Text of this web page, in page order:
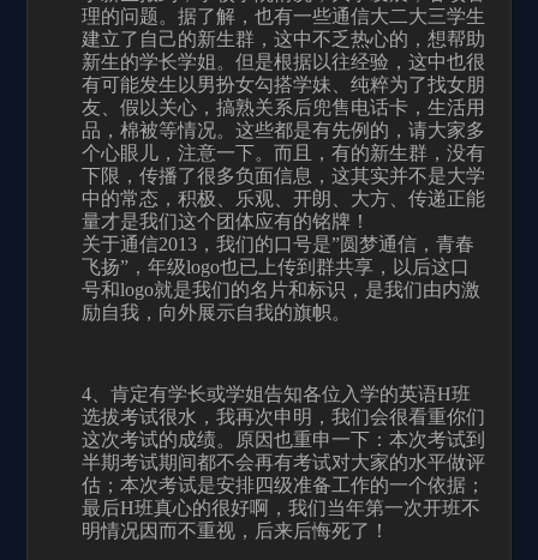
理的问题。据了解，也有一些通信大二大三学生
建立了自己的新生群，这中不乏热心的，想帮助
新生的学长学姐。但是根据以往经验，这中也很
有可能发生以男扮女勾搭学妹、纯粹为了找女朋
友、假以关心，搞熟关系后兜售电话卡，生活用
品，棉被等情况。这些都是有先例的，请大家多
个心眼儿，注意一下。而且，有的新生群，没有
下限，传播了很多负面信息，这其实并不是大学
中的常态，积极、乐观、开朗、大方、传递正能
量才是我们这个团体应有的铭牌！
关于通信2013，我们的口号是”圆梦通信，青春
飞扬”，年级logo也已上传到群共享，以后这口
号和logo就是我们的名片和标识，是我们由内激
励自我，向外展示自我的旗帜。
4、肯定有学长或学姐告知各位入学的英语H班
选拔考试很水，我再次申明，我们会很看重你们
这次考试的成绩。原因也重申一下：本次考试到
半期考试期间都不会再有考试对大家的水平做评
估；本次考试是安排四级准备工作的一个依据；
最后H班真心的很好啊，我们当年第一次开班不
明情况因而不重视，后来后悔死了！